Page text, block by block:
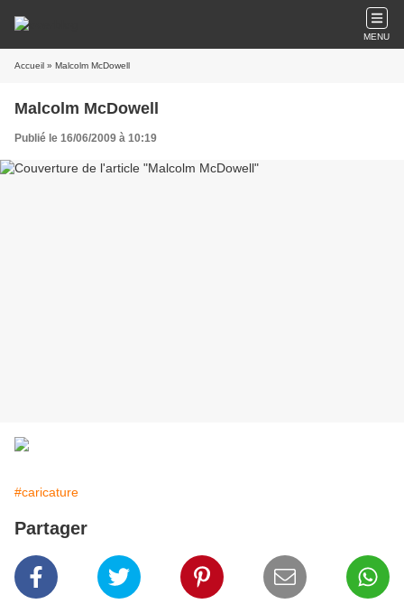
MENU
Accueil » Malcolm McDowell
Malcolm McDowell
Publié le 16/06/2009 à 10:19
#caricature
Partager